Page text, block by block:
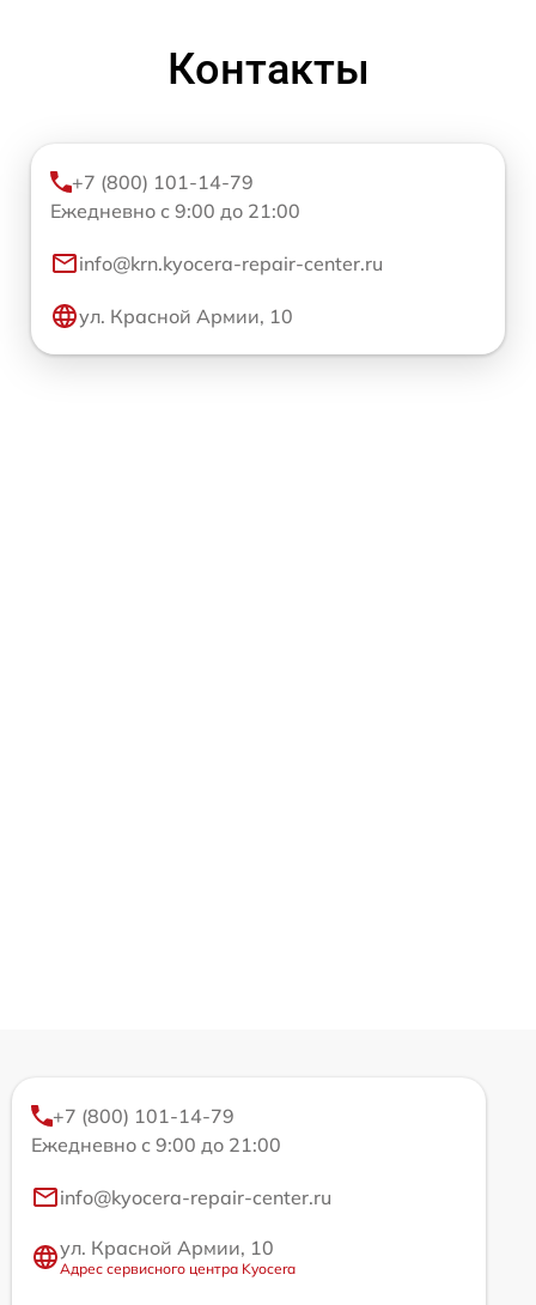
Контакты
+7 (800) 101-14-79
Ежедневно с 9:00 до 21:00
info@krn.kyocera-repair-center.ru
ул. Красной Армии, 10
+7 (800) 101-14-79
Ежедневно с 9:00 до 21:00
info@kyocera-repair-center.ru
ул. Красной Армии, 10
Адрес сервисного центра Kyocera